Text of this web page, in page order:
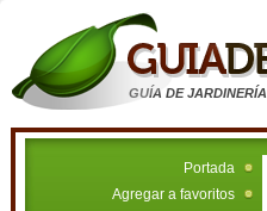
GUÍA DE JARDINERÍA
Portada
Agregar a favoritos